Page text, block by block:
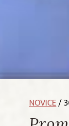
NOVICE/